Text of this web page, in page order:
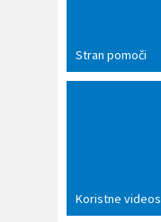
Stran pomoči
Koristne videos